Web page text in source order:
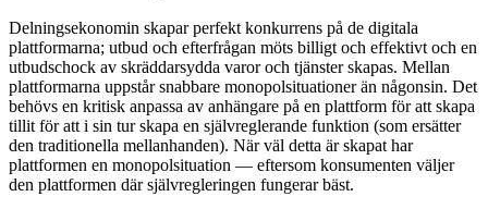
Delningsekonomin skapar perfekt konkurrens på de digitala
plattformarna; utbud och efterfrågan möts billigt och effektivt och en
utbudschock av skräddarsydda varor och tjänster skapas. Mellan
plattformarna uppstår snabbare monopolsituationer än någonsin. Det
behövs en kritisk anpassa av anhängare på en plattform för att skapa
tillit för att i sin tur skapa en självreglerande funktion (som ersätter
den traditionella mellanhanden). När väl detta är skapat har
plattformen en monopolsituation — eftersom konsumenten väljer
den plattformen där självregleringen fungerar bäst.